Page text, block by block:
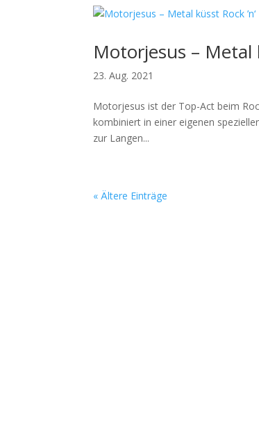
Motorjesus – Metal
23. Aug. 2021
Motorjesus ist der Top-Act beim
kombiniert in einer eigenen
zur Langen...
« Ältere Einträge